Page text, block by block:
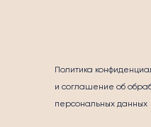
Политика
и соглашение об
персональных данных